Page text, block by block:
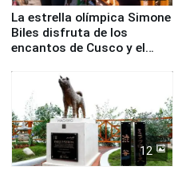
La estrella olímpica Simone
Biles disfruta de los
encantos de Cusco y el
12